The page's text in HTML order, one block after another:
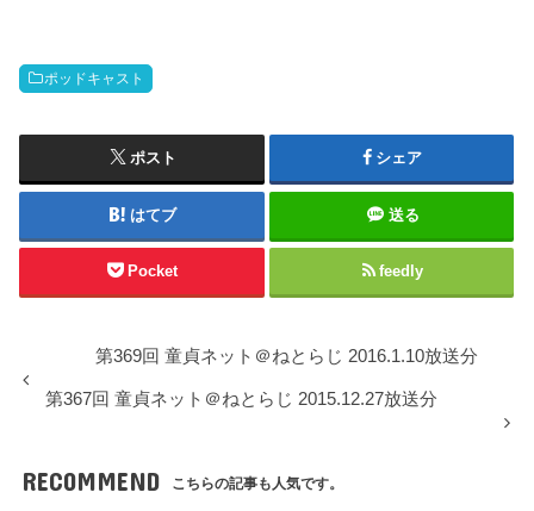
ポッドキャスト
ポスト シェア
はてブ 送る
Pocket feedly
第369回 童貞ネット＠ねとらじ 2016.1.10放送分
第367回 童貞ネット＠ねとらじ 2015.12.27放送分
RECOMMEND こちらの記事も人気です。